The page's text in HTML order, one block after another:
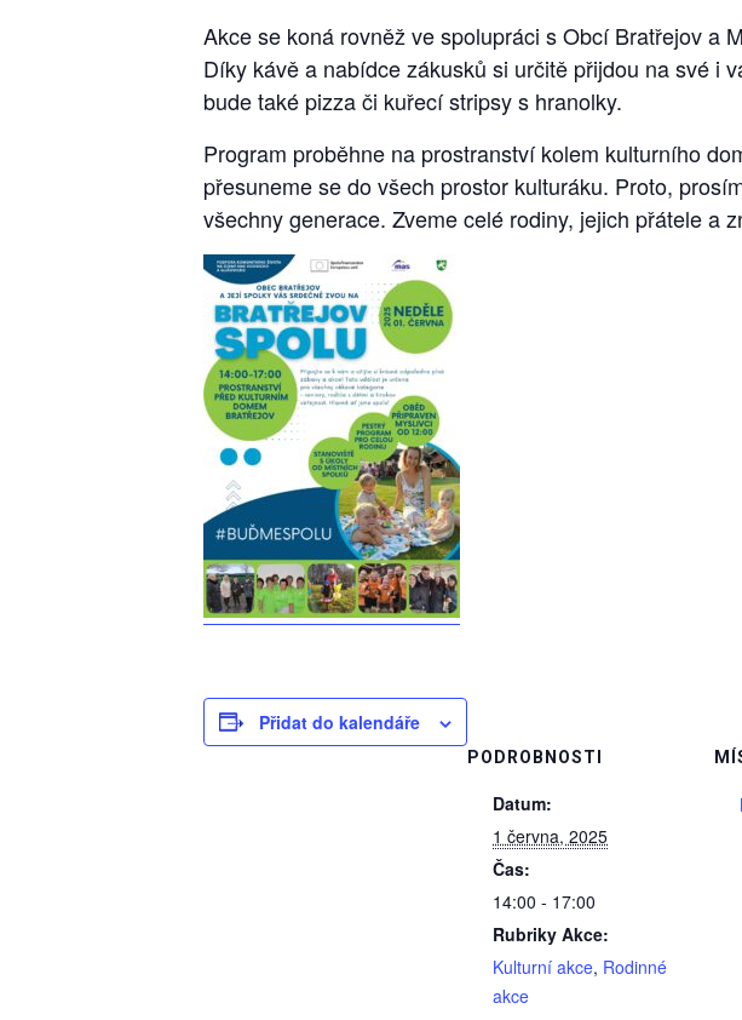
Akce se koná rovněž ve spolupráci s Obcí Bratřejov a
Díky kávě a nabídce zákusků si určitě přijdou na své i
bude také pizza či kuřecí stripsy s hranolky.
Program proběhne na prostranství kolem kulturního
přesuneme se do všech prostor kulturáku. Proto,
všechny generace. Zveme celé rodiny, jejich přátele a
Přidat do kalendáře
PODROBNOSTI
Datum:
1 června, 2025
Čas:
14:00 - 17:00
Rubriky Akce:
Kulturní akce, Rodinné
akce